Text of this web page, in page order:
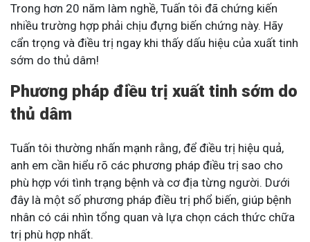
Trong hơn 20 năm làm nghề, Tuấn tôi đã chứng kiến
nhiều trường hợp phải chịu đựng biến chứng này. Hãy
cẩn trọng và điều trị ngay khi thấy dấu hiệu của xuất tinh
sớm do thủ dâm!
Phương pháp điều trị xuất tinh sớm do
thủ dâm
Tuấn tôi thường nhấn mạnh rằng, để điều trị hiệu quả,
anh em cần hiểu rõ các phương pháp điều trị sao cho
phù hợp với tình trạng bệnh và cơ địa từng người. Dưới
đây là một số phương pháp điều trị phổ biến, giúp bệnh
nhân có cái nhìn tổng quan và lựa chọn cách thức chữa
trị phù hợp nhất.